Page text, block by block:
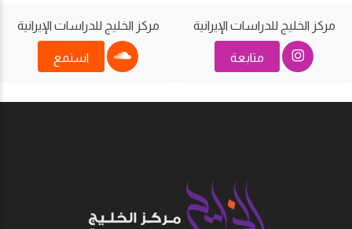
مركز الخليج للدراسات اﻹيرانية
متابعة
مركز الخليج للدراسات اﻹيرانية
استمع